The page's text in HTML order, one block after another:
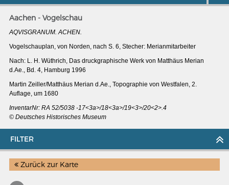
Interaktive Karte
Impressum
FILTER
Zurück zur Karte
Aachen - Vogelschau
AQVISGRANUM. ACHEN.
Vogelschauplan, von Norden, nach S. 6, Stecher: Merianmitarbeiter
Nach: L. H. Wüthrich, Das druckgraphische Werk von Matthäus Merian
d.Ae., Bd. 4, Hamburg 1996
Martin Zeiller/Matthäus Merian d.Ae., Topographie von Westfalen, 2.
Auflage, um 1680
InventarNr: RA 52/5038 -17<3a>/18<3a>/19<3>/20<2>.4
© Deutsches Historisches Museum